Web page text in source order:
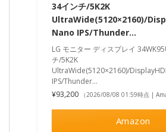
34インチ/5K2K
UltraWide(5120×2160)/
Nano IPS/Thunder…
LG モニター ディスプレイ
チ/5K2K
UltraWide(5120×2160)/
IPS/Thunder...
¥93,200
（2026/08/08 01:59時点 |
Amazon